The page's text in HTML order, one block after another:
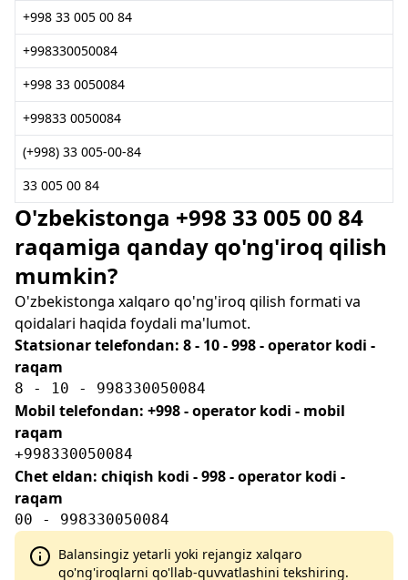
+998 33 005 00 84
+998330050084
+998 33 0050084
+99833 0050084
(+998) 33 005-00-84
33 005 00 84
O'zbekistonga +998 33 005 00 84
raqamiga qanday qo'ng'iroq qilish
mumkin?
O'zbekistonga xalqaro qo'ng'iroq qilish formati va
qoidalari haqida foydali ma'lumot.
Statsionar telefondan: 8 - 10 - 998 - operator kodi -
raqam
8 - 10 - 998330050084
Mobil telefondan: +998 - operator kodi - mobil
raqam
+998330050084
Chet eldan: chiqish kodi - 998 - operator kodi -
raqam
00 - 998330050084
Balansingiz yetarli yoki rejangiz xalqaro
qo'ng'iroqlarni qo'llab-quvvatlashini tekshiring.